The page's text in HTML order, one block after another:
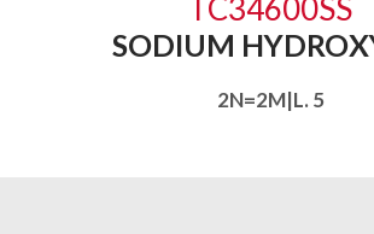
TC34600SS
SODIUM
2N=2M|L. 5